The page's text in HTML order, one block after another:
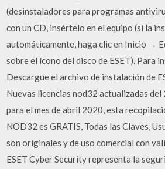
(desinstaladores para programas
con un CD, insértelo en el equipo (si la
automáticamente, haga clic en Inicio →
sobre el ícono del disco de ESET). Para
Descargue el archivo de instalación de
Nuevas licencias nod32 actualizadas
para el mes de abril 2020, esta
NOD32 es GRATIS, Todas las Claves,
son originales y de uso comercial con
ESET Cyber Security representa la